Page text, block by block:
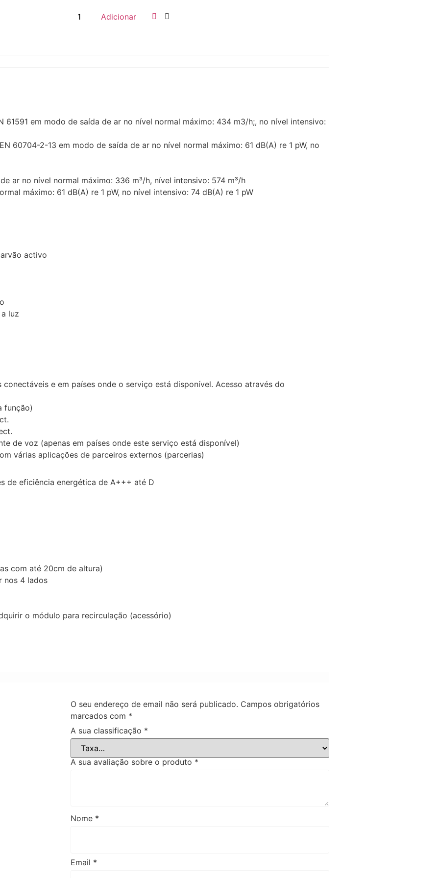
Adicionar
em modo de saída de ar no nível normal máximo: 434 m3/h;, no nível intensivo:
60704-2-13 em modo de saída de ar no nível normal máximo: 61 dB(A) re 1 pW, no
ar no nível normal máximo: 336 m³/h, nível intensivo: 574 m³/h
máximo: 61 dB(A) re 1 pW, no nível intensivo: 74 dB(A) re 1 pW
activo
luz
e em países onde o serviço está disponível. Acesso através do
função)
de voz (apenas em países onde este serviço está disponível)
várias aplicações de parceiros externos (parcerias)
de eficiência energética de A+++ até D
com até 20cm de altura)
nos 4 lados
o módulo para recirculação (acessório)
O seu endereço de email não será publicado. Campos obrigatórios
marcados com *
A sua classificação *
A sua avaliação sobre o produto *
Nome *
Email *